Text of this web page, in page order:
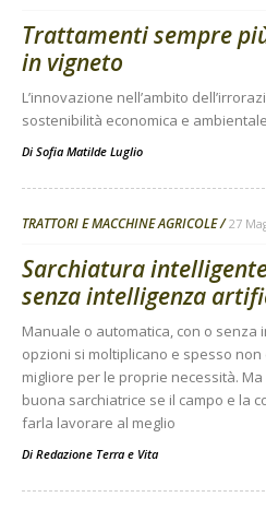
Trattamenti sempre
in vigneto
L’innovazione nell’ambito
sostenibilità economica e ambientale
Di Sofia Matilde Luglio
TRATTORI E MACCHINE AGRICOLE 27
Sarchiatura
senza intelligenza
Manuale o automatica, con o senza
opzioni si moltiplicano e spesso non
migliore per le proprie necessità.
buona sarchiatrice se il campo e la
farla lavorare al meglio
Di Redazione Terra e Vita